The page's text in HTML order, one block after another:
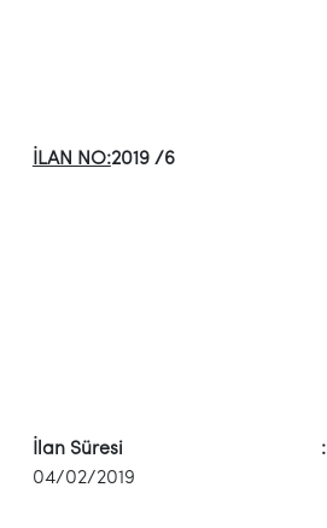
İLAN NO:2019 /6
İlan Süresi :
04/02/2019